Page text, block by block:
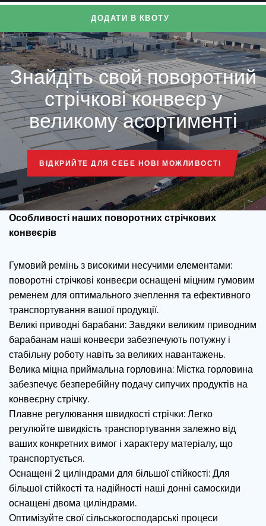
ДОДАТИ В КВОТУ
Довжина стрічки
ХАРАКТЕРИСТИКИ
Змінна швидкість стрічки
ЗАВАНТАЖИТИ КРЕСЛЕННЯ З РОЗМІРАМИ
ДОДАТИ В КВОТУ
Довжина стрічки
ХАРАКТЕРИСТИКИ
Змінна швидкість стрічки
ЗАВАНТАЖИТИ КРЕСЛЕННЯ З РОЗМІРАМИ
ДОДАТИ В КВОТУ
Знайдіть свой поворотний
стрічкові конвеєр у
великому асортименті
ВІДКРИЙТЕ ДЛЯ СЕБЕ НОВІ МОЖЛИВОСТІ
Особливості наших поворотних стрічкових
конвеєрів
Гумовий ремінь з високими несучими елементами:
поворотні стрічкові конвеєри оснащені міцним гумовим
ременем для оптимального зчеплення та ефективного
транспортування вашої продукції.
Великі приводні барабани: Завдяки великим приводним
барабанам наші конвеєри забезпечують потужну і
стабільну роботу навіть за великих навантажень.
Велика міцна приймальна горловина: Містка горловина
забезпечує безперебійну подачу сипучих продуктів на
конвеєрну стрічку.
Плавне регулювання швидкості стрічки: Легко
регулюйте швидкість транспортування залежно від
ваших конкретних вимог і характеру матеріалу, що
транспортується.
Оснащені 2 циліндрами для більшої стійкості: Для
більшої стійкості та надійності наші донні самоскиди
оснащені двома циліндрами.
Оптимізуйте свої сільськогосподарські процеси